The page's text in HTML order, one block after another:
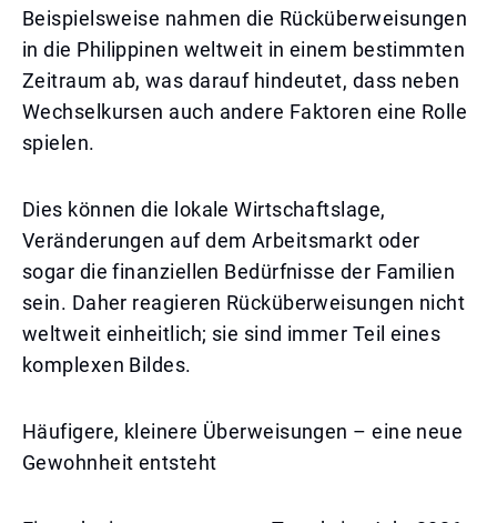
Beispielsweise nahmen die Rücküberweisungen
in die Philippinen weltweit in einem bestimmten
Zeitraum ab, was darauf hindeutet, dass neben
Wechselkursen auch andere Faktoren eine Rolle
spielen.
Dies können die lokale Wirtschaftslage,
Veränderungen auf dem Arbeitsmarkt oder
sogar die finanziellen Bedürfnisse der Familien
sein. Daher reagieren Rücküberweisungen nicht
weltweit einheitlich; sie sind immer Teil eines
komplexen Bildes.
Häufigere, kleinere Überweisungen – eine neue
Gewohnheit entsteht